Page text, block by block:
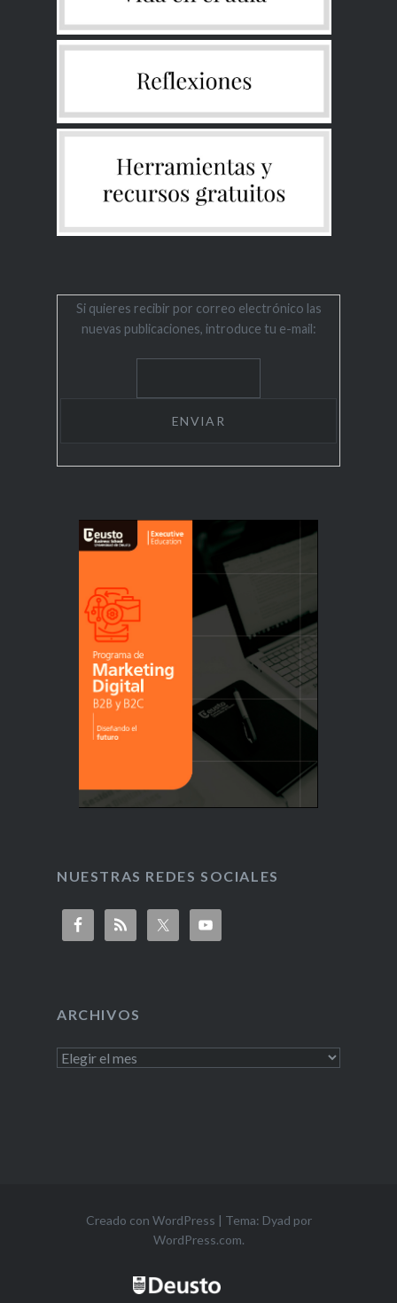
Si quieres recibir por correo electrónico las
nuevas publicaciones, introduce tu e-mail:
NUESTRAS REDES SOCIALES
ARCHIVOS
Creado con WordPress | Tema: Dyad por
WordPress.com.